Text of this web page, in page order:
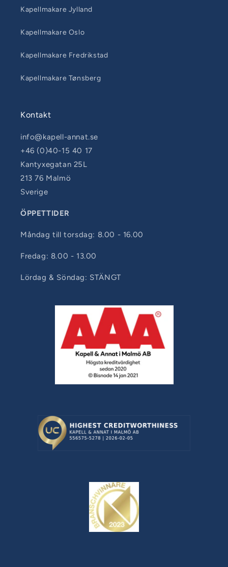
Kapellmakare Jylland
Kapellmakare Oslo
Kapellmakare Fredrikstad
Kapellmakare Tønsberg
Kontakt
info@kapell-annat.se
+46 (0)40-15 40 17
Kantyxegatan 25L
213 76 Malmö
Sverige
ÖPPETTIDER
Måndag till torsdag: 8.00 - 16.00
Fredag: 8.00 - 13.00
Lördag & Söndag: STÄNGT